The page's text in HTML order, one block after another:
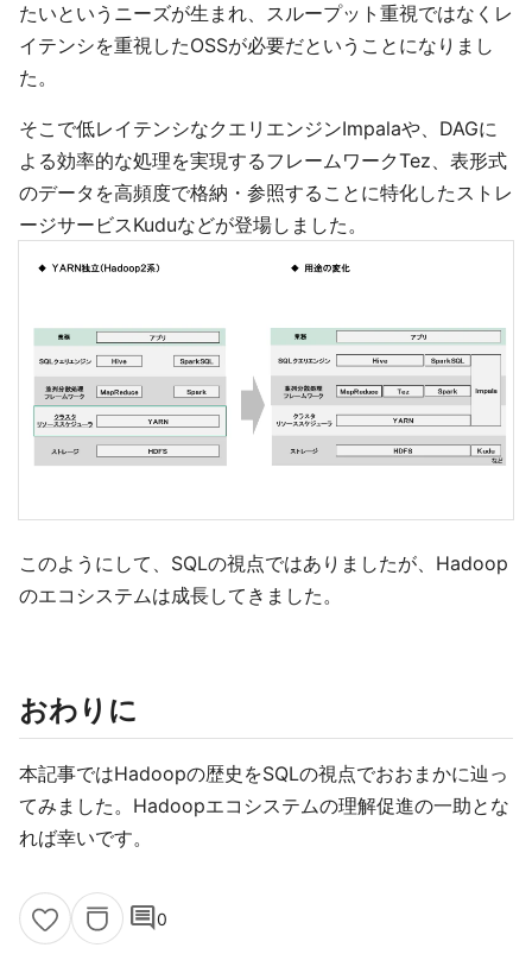
たいというニーズが生まれ、スループット重視ではなくレ
イテンシを重視したOSSが必要だということになりまし
た。
そこで低レイテンシなクエリエンジンImpalaや、DAGに
よる効率的な処理を実現するフレームワークTez、表形式
のデータを高頻度で格納・参照することに特化したストレ
ージサービスKuduなどが登場しました。
このようにして、SQLの視点ではありましたが、Hadoop
のエコシステムは成長してきました。
おわりに
本記事ではHadoopの歴史をSQLの視点でおおまかに辿っ
てみました。Hadoopエコシステムの理解促進の一助とな
れば幸いです。
comment0